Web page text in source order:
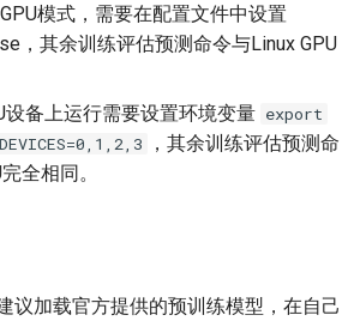
模式，需要在配置文件中设置
，其余训练评估预测命令与Linux GPU
设备上运行需要设置环境变量 export
，其余训练评估预测命
全相同。
议加载官方提供的预训练模型，在自己